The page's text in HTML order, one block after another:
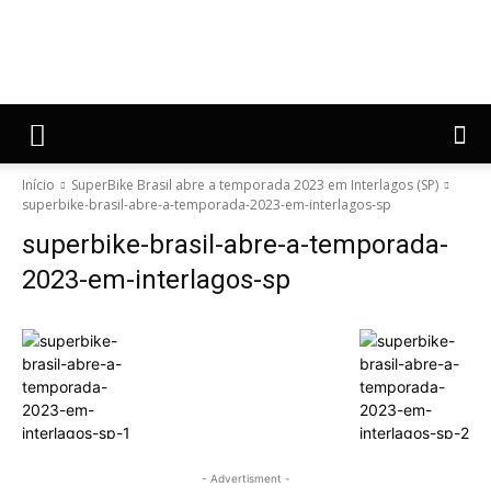
Início
SuperBike Brasil abre a temporada 2023 em Interlagos (SP)
superbike-brasil-abre-a-temporada-2023-em-interlagos-sp
superbike-brasil-abre-a-temporada-
2023-em-interlagos-sp
- Advertisment -